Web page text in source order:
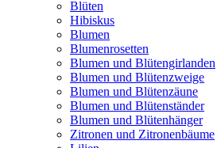
Blüten
Hibiskus
Blumen
Blumenrosetten
Blumen und Blütengirlanden
Blumen und Blütenzweige
Blumen und Blütenzäune
Blumen und Blütenständer
Blumen und Blütenhänger
Zitronen und Zitronenbäume